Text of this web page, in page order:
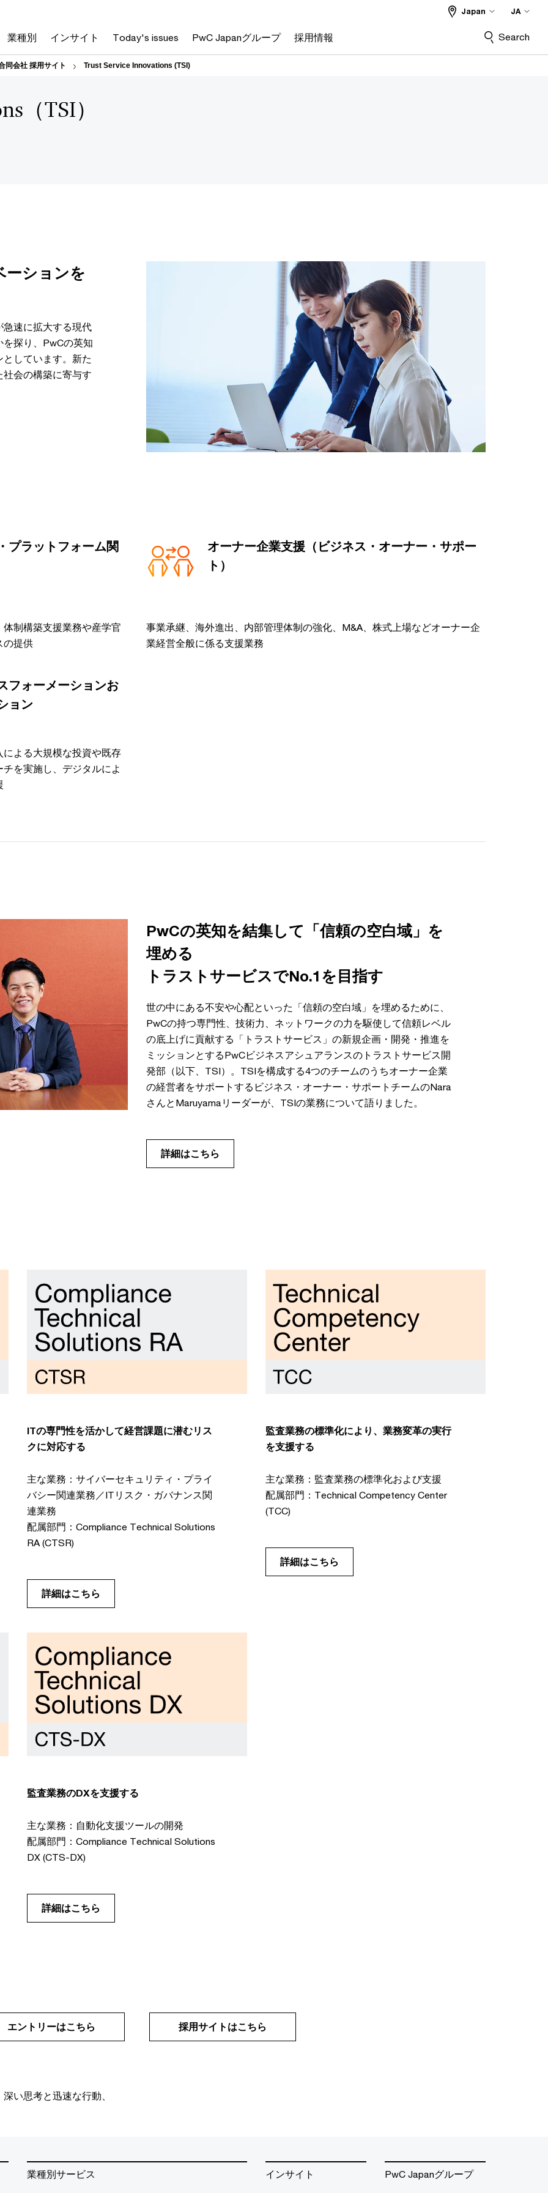
業種別 インサイト Today's issues PwC Japanグループ 採用情報
Japan JA
Search
同会社 採用サイト Trust Service Innovations (TSI)
（TSI）
ーションを
速に拡大する現代
探り、PwCの英知
しています。新た
会の構築に寄与す
プラットフォーム関
制構築支援業務や産学官
の提供
オーナー企業支援（ビジネス・オーナー・サポー
ト）
事業承継、海外進出、内部管理体制の強化、M&A、株式上場などオーナー企
業経営全般に係る支援業務
フォーメーションお
ョン
よる大規模な投資や既存
を実施し、デジタルによ
PwCの英知を結集して「信頼の空⽩域」を
埋める
トラストサービスでNo.1を目指す
世の中にある不安や心配といった「信頼の空白域」を埋めるために、
PwCの持つ専門性、技術力、ネットワークの力を駆使して信頼レベル
の底上げに貢献する「トラストサービス」の新規企画・開発・推進を
ミッションとするPwCビジネスアシュアランスのトラストサービス開
発部（以下、TSI）。TSIを構成する4つのチームのうちオーナー企業
の経営者をサポートするビジネス・オーナー・サポートチームのNara
さんとMaruyamaリーダーが、TSIの業務について語りました。
詳細はこちら
ITの専門性を活かして経営課題に潜むリス
クに対応する
主な業務：サイバーセキュリティ・プライ
バシー関連業務／ITリスク・ガバナンス関
連業務
配属部門：Compliance Technical Solutions
RA (CTSR)
詳細はこちら
監査業務の標準化により、業務変革の実行
を支援する
主な業務：監査業務の標準化および支援
配属部門：Technical Competency Center
(TCC)
詳細はこちら
監査業務のDXを支援する
主な業務：自動化支援ツールの開発
配属部門：Compliance Technical Solutions
DX (CTS-DX)
詳細はこちら
エントリーはこちら 採用サイトはこちら
い思考と迅速な行動、
業種別サービス インサイト PwC Japanグループ